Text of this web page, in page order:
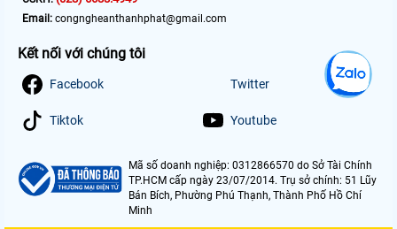
Email: congngheanthanhphat@gmail.com
Kết nối với chúng tôi
Facebook Twitter
Tiktok Youtube
Mã số doanh nghiệp: 0312866570 do Sở Tài Chính
TP.HCM cấp ngày 23/07/2014. Trụ sở chính: 51 Lũy
Bán Bích, Phường Phú Thạnh, Thành Phố Hồ Chí
Minh